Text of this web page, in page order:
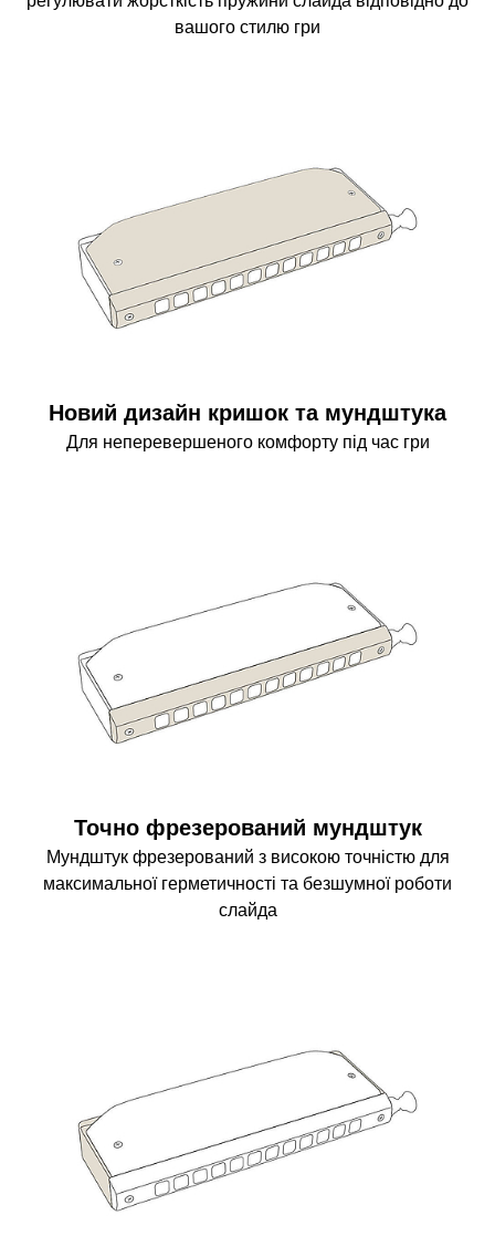
вашого стилю гри
Новий дизайн кришок та мундштука
Для неперевершеного комфорту під час гри
Точно фрезерований мундштук
Мундштук фрезерований з високою точністю для
максимальної герметичності та безшумної роботи
слайда